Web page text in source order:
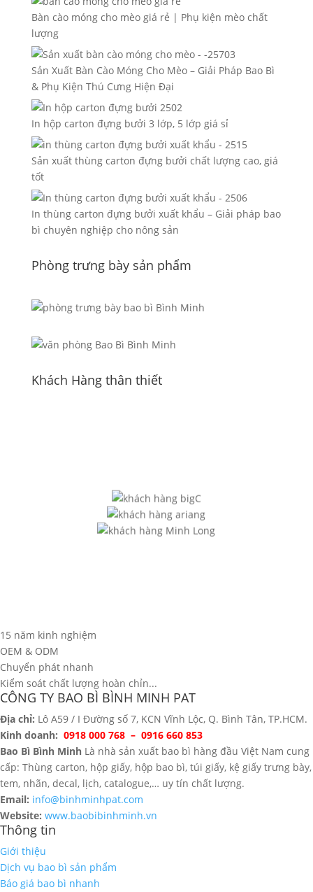
Bàn cào móng cho mèo giá rẻ | Phụ kiện mèo chất
lượng
Sản Xuất Bàn Cào Móng Cho Mèo – Giải Pháp Bao Bì
& Phụ Kiện Thú Cưng Hiện Đại
In hộp carton đựng bưởi 3 lớp, 5 lớp giá sỉ
Sản xuất thùng carton đựng bưởi chất lượng cao, giá
tốt
In thùng carton đựng bưởi xuất khẩu – Giải pháp bao
bì chuyên nghiệp cho nông sản
Phòng trưng bày sản phẩm
Khách Hàng thân thiết
15 năm kinh nghiệm
OEM & ODM
Chuyển phát nhanh
Kiểm soát chất lượng hoàn chỉn...
CÔNG TY BAO BÌ BÌNH MINH PAT
Địa chỉ: Lô A59 / I Đường số 7, KCN Vĩnh Lộc, Q. Bình Tân, TP.HCM.
Kinh doanh: 0918 000 768 – 0916 660 853
Bao Bì Bình Minh Là nhà sản xuất bao bì hàng đầu Việt Nam cung
cấp: Thùng carton, hộp giấy, hộp bao bì, túi giấy, kệ giấy trưng bày,
tem, nhãn, decal, lịch, catalogue,… uy tín chất lượng.
Email: info@binhminhpat.com
Website: www.baobibinhminh.vn
Thông tin
Giới thiệu
Dịch vụ bao bì sản phẩm
Báo giá bao bì nhanh